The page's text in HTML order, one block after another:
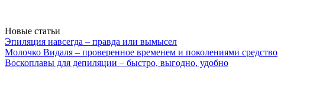
Новые статьи
Эпиляция навсегда – правда или вымысел
Молочко Видаля – проверенное временем и поколениями средство
Воскоплавы для депиляции – быстро, выгодно, удобно